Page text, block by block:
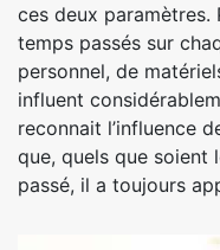
ces deux paramètres.
temps passés sur
personnel, de
influent
reconnait l’influence
que, quels que soient
passé, il a toujours